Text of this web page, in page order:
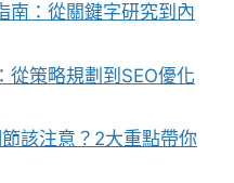
南：從關鍵字研究到內
策略規劃到SEO優化
該注意？2大重點帶你